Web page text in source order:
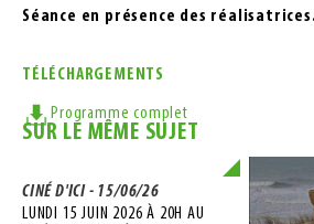
Séance en présence des réalisatrices.
TÉLÉCHARGEMENTS
Programme complet
SUR LE MÊME SUJET
CINÉ D'ICI - 15/06/26
LUNDI 15 JUIN 2026 À 20H AU